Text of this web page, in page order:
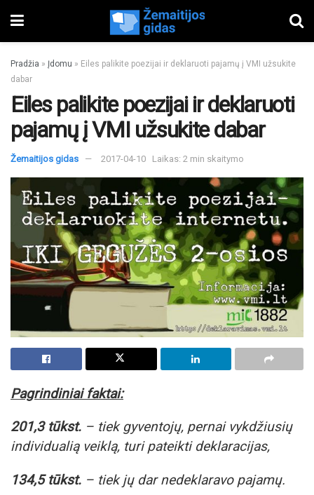
Pradžia » Įdomu » Eiles palikite poezijai ir deklaruoti pajamų į VMI užsukite
dabar
Eiles palikite poezijai ir deklaruoti
pajamų į VMI užsukite dabar
Žemaitijos gidas 2017-04-10 Laikas: 2 min skaitymo
Pagrindiniai faktai:
201,3 tūkst. – tiek gyventojų, pernai vykdžiusių
individualią veiklą, turi pateikti deklaracijas,
134,5 tūkst. – tiek jų dar nedeklaravo pajamų.